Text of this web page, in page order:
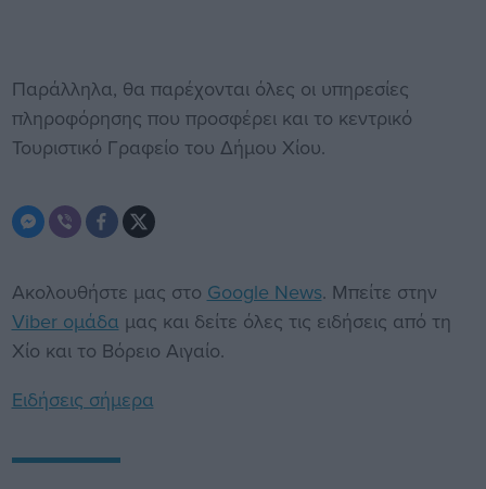
Παράλληλα, θα παρέχονται όλες οι υπηρεσίες
πληροφόρησης που προσφέρει και το κεντρικό
Τουριστικό Γραφείο του Δήμου Χίου.
Ακολουθήστε μας στο Google News. Μπείτε στην
Viber ομάδα μας και δείτε όλες τις ειδήσεις από τη
Χίο και το Βόρειο Αιγαίο.
Ειδήσεις σήμερα